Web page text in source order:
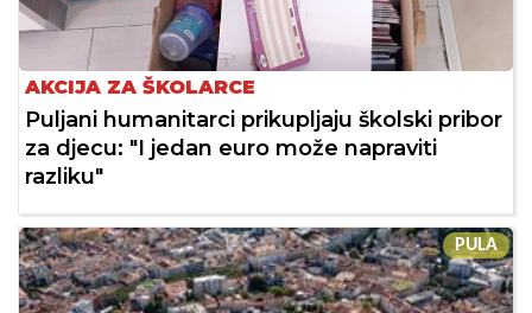
AKCIJA ZA ŠKOLARCE
Puljani humanitarci prikupljaju školski pribor
za djecu: "I jedan euro može napraviti
razliku"
PULA